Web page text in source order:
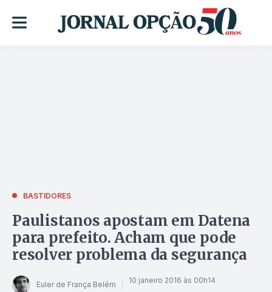
BASTIDORES
Paulistanos apostam em Datena
para prefeito. Acham que pode
resolver problema da segurança
Euler de França Belém 10 janeiro 2016 às 00h14